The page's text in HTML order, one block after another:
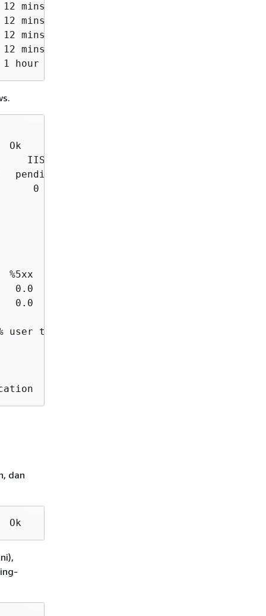
mins
mins
mins
mins
1 hour
Ok                                 2018-05-
running on 64bit Windows Server
pending  unknown
0        0
p99      p90      p75     p50
0.0    1.403    0.970    0.710   0.413
0.0    1.102*   0.865    0.601   0.413
time    % privileged time  % idle
0.2                  0.1         99.7
ago
4 hours
dan
2015-07-08